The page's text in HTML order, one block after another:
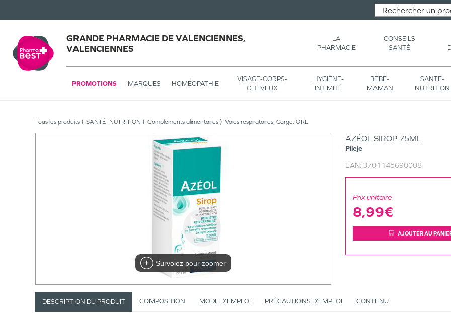
GRANDE PHARMACIE DE VALENCIENNES,
VALENCIENNES
LA
PHARMACIE
CONSEILS
SANTÉ
PROMOTIONS MARQUES HOMÉOPATHIE
VISAGE-CORPS-
CHEVEUX
HYGIÈNE-
INTIMITÉ
BÉBÉ-
MAMAN
SANTÉ-
NUTRITION
Tous les produits SANTÉ- NUTRITION Compléments alimentaires Voies respiratoires, Gorge, ORL
Survolez pour zoomer
AZÉOL SIROP 75ML
Pileje
EAN: 3701145690008
Prix unitaire
8,99€
AJOUTER AU
DESCRIPTION DU PRODUIT COMPOSITION MODE D’EMPLOI PRÉCAUTIONS D’EMPLOI CONTENU